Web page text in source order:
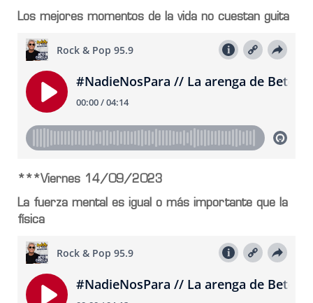
Los mejores momentos de la vida no cuestan guita
***Viernes 14/09/2023
La fuerza mental es igual o más importante que la
física